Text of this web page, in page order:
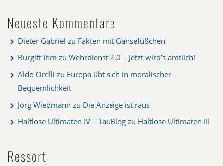
Neueste Kommentare
Dieter Gabriel zu Fakten mit Gänsefüßchen
Burgitt Ihm zu Wehrdienst 2.0 – Jetzt wird’s amtlich!
Aldo Orelli zu Europa übt sich in moralischer
Bequemlichkeit
Jörg Wiedmann zu Die Anzeige ist raus
Haltlose Ultimaten IV – TauBlog zu Haltlose Ultimaten III
Ressort